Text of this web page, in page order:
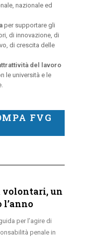
nazionale ed
per supportare gli
di innovazione, di
di crescita delle
del lavoro
le università e le
FVG
volontari, un
l’anno
per l’agire di
penale in